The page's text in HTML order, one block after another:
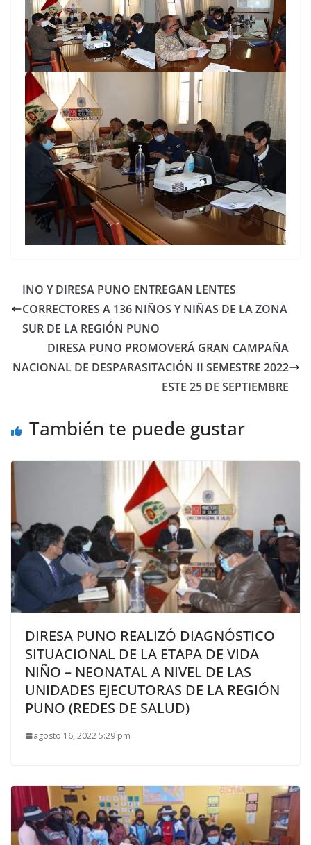
INO Y DIRESA PUNO ENTREGAN LENTES
CORRECTORES A 136 NIÑOS Y NIÑAS DE LA ZONA
SUR DE LA REGIÓN PUNO
DIRESA PUNO PROMOVERÁ GRAN CAMPAÑA
NACIONAL DE DESPARASITACIÓN II SEMESTRE 2022
ESTE 25 DE SEPTIEMBRE
También te puede gustar
DIRESA PUNO REALIZÓ DIAGNÓSTICO
SITUACIONAL DE LA ETAPA DE VIDA
NIÑO – NEONATAL A NIVEL DE LAS
UNIDADES EJECUTORAS DE LA REGIÓN
PUNO (REDES DE SALUD)
agosto 16, 2022 5:29 pm